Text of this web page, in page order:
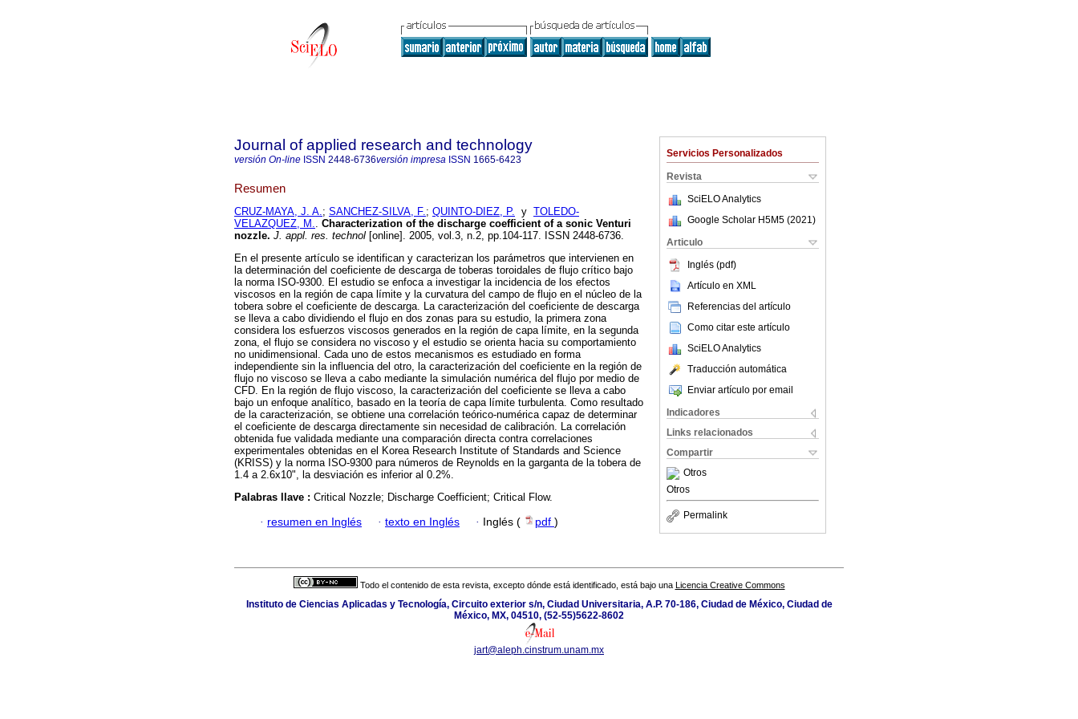
Servicios Personalizados
Revista
SciELO Analytics
Google Scholar H5M5 (2021 )
Articulo
Inglés (pdf)
Artículo en XML
Referencias del artículo
Como citar este artículo
SciELO Analytics
Traducción automática
Enviar artículo por email
Indicadores
Links relacionados
Compartir
Otros
Otros
Permalink
Journal of applied research and technology
versión On-line ISSN 2448-6736versión impresa ISSN 1665-6423
Resumen
CRUZ-MAYA, J. A.; SANCHEZ-SILVA, F.; QUINTO-DIEZ, P. y TOLEDO-
VELAZQUEZ, M.. Characterization of the discharge coefficient of a sonic Venturi
nozzle. J. appl. res. technol [online]. 2005, vol.3, n.2, pp.104-117. ISSN 2448-6736.
En el presente artículo se identifican y caracterizan los parámetros que intervienen en
la determinación del coeficiente de descarga de toberas toroidales de flujo crítico bajo
la norma ISO-9300. El estudio se enfoca a investigar la incidencia de los efectos
viscosos en la región de capa límite y la curvatura del campo de flujo en el núcleo de la
tobera sobre el coeficiente de descarga. La caracterización del coeficiente de descarga
se lleva a cabo dividiendo el flujo en dos zonas para su estudio, la primera zona
considera los esfuerzos viscosos generados en la región de capa límite, en la segunda
zona, el flujo se considera no viscoso y el estudio se orienta hacia su comportamiento
no unidimensional. Cada uno de estos mecanismos es estudiado en forma
independiente sin la influencia del otro, la caracterización del coeficiente en la región de
flujo no viscoso se lleva a cabo mediante la simulación numérica del flujo por medio de
CFD. En la región de flujo viscoso, la caracterización del coeficiente se lleva a cabo
bajo un enfoque analítico, basado en la teoría de capa límite turbulenta. Como resultado
de la caracterización, se obtiene una correlación teórico-numérica capaz de determinar
el coeficiente de descarga directamente sin necesidad de calibración. La correlación
obtenida fue validada mediante una comparación directa contra correlaciones
experimentales obtenidas en el Korea Research Institute of Standards and Science
(KRISS) y la norma ISO-9300 para números de Reynolds en la garganta de la tobera de
1.4 a 2.6x10", la desviación es inferior al 0.2%.
Palabras llave : Critical Nozzle; Discharge Coefficient; Critical Flow.
· resumen en Inglés · texto en Inglés · Inglés ( pdf )
Todo el contenido de esta revista, excepto dónde está identificado, está bajo una Licencia Creative Commons
Instituto de Ciencias Aplicadas y Tecnología, Circuito exterior s/n, Ciudad Universitaria, A.P. 70-186, Ciudad de México, Ciudad de
México, MX, 04510, (52-55)5622-8602
jart@aleph.cinstrum.unam.mx